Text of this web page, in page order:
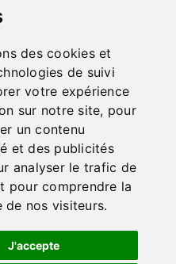
des cookies et
de suivi
votre expérience
sur notre site, pour
un contenu
et des publicités
analyser le trafic de
pour comprendre la
de nos visiteurs.
J'accepte
de ventes
|
| Cookies